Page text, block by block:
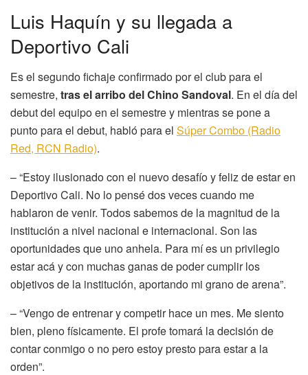
Luis Haquín y su llegada a
Deportivo Cali
Es el segundo fichaje confirmado por el club para el
semestre, tras el arribo del Chino Sandoval. En el día del
debut del equipo en el semestre y mientras se pone a
punto para el debut, habló para el Súper Combo (Radio
Red, RCN Radio).
– “Estoy ilusionado con el nuevo desafío y feliz de estar en
Deportivo Cali. No lo pensé dos veces cuando me
hablaron de venir. Todos sabemos de la magnitud de la
institución a nivel nacional e internacional. Son las
oportunidades que uno anhela. Para mí es un privilegio
estar acá y con muchas ganas de poder cumplir los
objetivos de la institución, aportando mi grano de arena”.
– “Vengo de entrenar y competir hace un mes. Me siento
bien, pleno físicamente. El profe tomará la decisión de
contar conmigo o no pero estoy presto para estar a la
orden”.